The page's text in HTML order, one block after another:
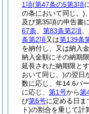
1項(第47条の5第3項
の条において同じ。)
及び第35項の申告書
67条
第83条第2項
条第2項又は第139条
を納付し、又は納入
納入金額にその納期限
延長された納期限と
おいて同じ。)の翌日
数に応じ、年14.6パ
に応じ、 第1号から第
び第6号に定める日ま
ト)の割合を乗じて計